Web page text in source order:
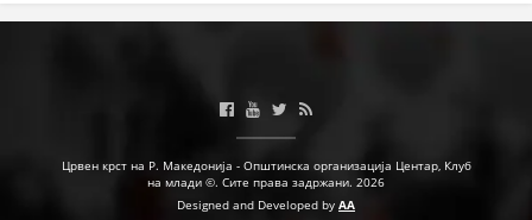
ЗА НАС
ПРИРАЧНИЦИ
Црвен крст на Р. Македонија - Општинска организација Центар, Клуб
на млади ©. Сите права задржани. 2026
Designed and Developed by AA